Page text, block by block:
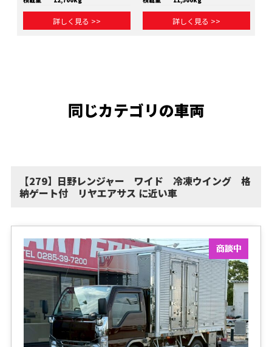
詳しく見る >> 詳しく見る >>
同じカテゴリの車両
【279】日野レンジャー ワイド 冷凍ウイング 格
納ゲート付 リヤエアサス に近い車